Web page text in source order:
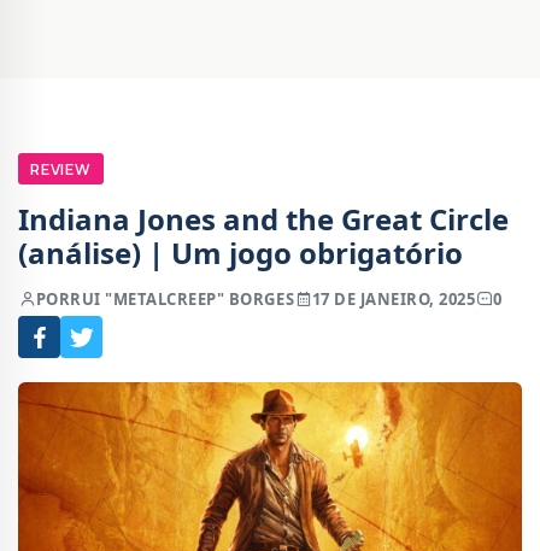
REVIEW
Indiana Jones and the Great Circle
(análise) | Um jogo obrigatório
PORRUI "METALCREEP" BORGES 17 DE JANEIRO, 2025 0